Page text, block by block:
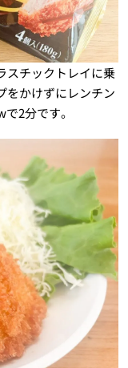
スチックトレイに乗
をかけずにレンチン
2分です。